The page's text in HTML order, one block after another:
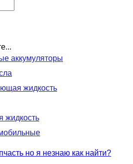
аккумуляторы
жидкость
жидкость
но я незнаю как найти?